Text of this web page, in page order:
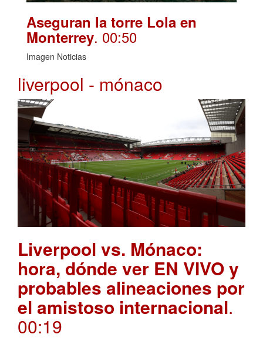
Aseguran la torre Lola en
Monterrey. 00:50
Imagen Noticias
liverpool - mónaco
Liverpool vs. Mónaco:
hora, dónde ver EN VIVO y
probables alineaciones por
el amistoso internacional.
00:19